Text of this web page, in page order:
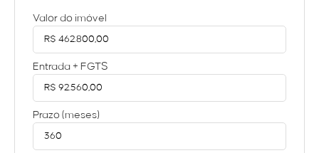
Valor do imóvel
Entrada + FGTS
Prazo (meses)